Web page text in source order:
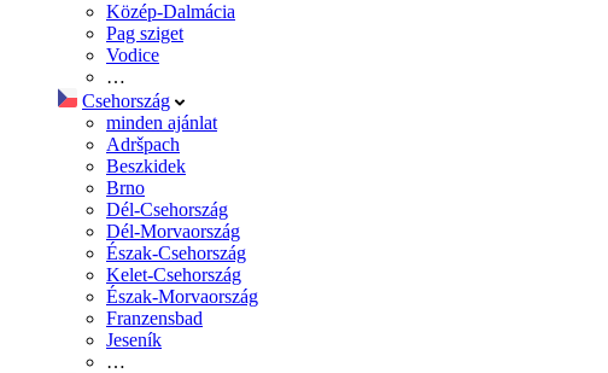
Közép-Dalmácia
Pag sziget
Vodice
…
Csehország
minden ajánlat
Adršpach
Beszkidek
Brno
Dél-Csehország
Dél-Morvaország
Észak-Csehország
Kelet-Csehország
Észak-Morvaország
Franzensbad
Jeseník
…